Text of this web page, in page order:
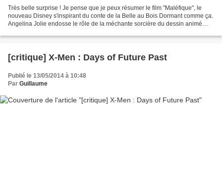
Très belle surprise ! Je pense que je peux résumer le film "Maléfique", le
nouveau Disney s'inspirant du conte de la Belle au Bois Dormant comme ça.
Angelina Jolie endosse le rôle de la méchante sorcière du dessin animé
[critique] X-Men : Days of Future Past
Publié le 13/05/2014 à 10:48
Par Guillaume